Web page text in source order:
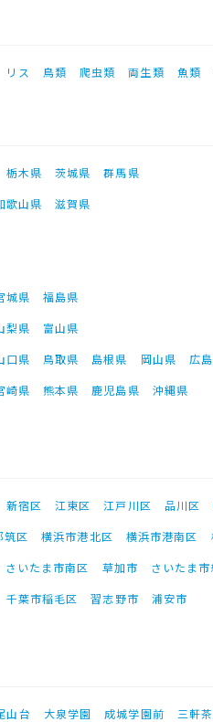
リス 鳥類 爬虫類 両生類 魚類
栃木県 茨城県
群馬県
歌山県
滋賀県
城県
福島県
梨県
富山県
口県 鳥取県 島根県 岡山県
広
崎県 熊本県 鹿児島県 沖縄県
新宿区 江東区 江戸川区 品川区
筑区 横浜市港北区 横浜市港南区
さいたま市南区 草加市 さいたま
千葉市稲毛区 習志野市 浦安市
山台 大泉学園 成城学園前 三軒